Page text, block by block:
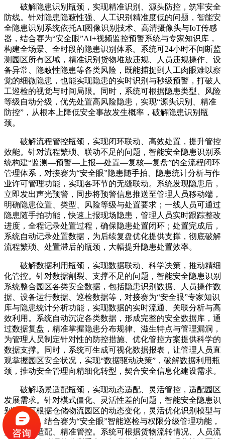
破解隐患识别瓶颈，实现精准识别、源头防控，筑牢安全
防线。针对隐患隐蔽性强、人工识别精准度低的问题，智能安
全隐患识别系统依托AI图像识别技术、高清摄像头与IoT传感
器，结合赛为“安全眼”AI+视频监控预警系统与专家知识库，
构建全场景、全时段的隐患识别体系。系统可24小时不间断监
测园区所有区域，精准识别货物堆放违规、人员违规操作、设
备异常、隐蔽性隐患等各类风险，既能捕捉到人工肉眼难以察
觉的细微隐患，也能实现隐患的实时识别与秒级预警，打破人
工巡检的视觉与时间局限。同时，系统可根据隐患类型、风险
等级自动分级，优先处置高风险隐患，实现“源头识别、精准
防控”，从根本上降低安全事故发生概率，破解隐患识别瓶
颈。
破解流程管控瓶颈，实现闭环联动、高效处置，提升管控
效能。针对流程繁琐、联动不足的问题，智能安全隐患识别系
统构建“监测—预警—上报—处置—复核—复盘”的全流程闭环
管理体系，对接赛为“安全眼”隐患随手拍、隐患统计分析与作
业许可管理功能，实现各环节的无缝联动。系统发现隐患后，
立即发出声光预警，同步将预警信息推送至管理人员移动端，
明确隐患位置、类型、风险等级与处置要求；一线人员可通过
隐患随手拍功能，快速上报现场隐患，管理人员实时跟踪整改
进度，全程记录处置过程，确保隐患处置闭环；处置完成后，
系统自动记录处置数据，为后续复盘优化提供支撑，彻底破解
流程繁琐、处置滞后的瓶颈，大幅提升隐患处置效率。
破解数据利用瓶颈，实现数据联动、科学决策，推动精细
化管控。针对数据割裂、支撑不足的问题，智能安全隐患识别
系统整合园区各类安全数据，包括隐患识别数据、人员操作数
据、设备运行数据、巡检数据等，对接赛为“安全眼”专家知识
库与隐患统计分析功能，实现数据的实时流通、关联分析与高
效利用。系统自动沉淀各类数据，形成完整的安全数据库，通
过数据复盘，精准掌握隐患分布规律、滋生特点与管理漏洞，
为管理人员制定针对性的防控措施、优化管控方案提供科学的
数据支撑。同时，系统可生成可视化数据报表，让管理人员直
观掌握园区安全状况，实现“数据驱动决策”，破解数据利用瓶
颈，推动安全管理向精细化转型，契合安全信息化建设需求。
破解场景适配瓶颈，实现动态适配、灵活管控，适配园区
发展需求。针对模式僵化、灵活性差的问题，智能安全隐患识
别系统可根据仓储物流园区的动态变化，灵活优化识别模型与
管控方案，结合赛为“安全眼”智能巡检与权限分级管理功能，
实现动态适配、精准管控。系统可根据货物流转情况、人员流